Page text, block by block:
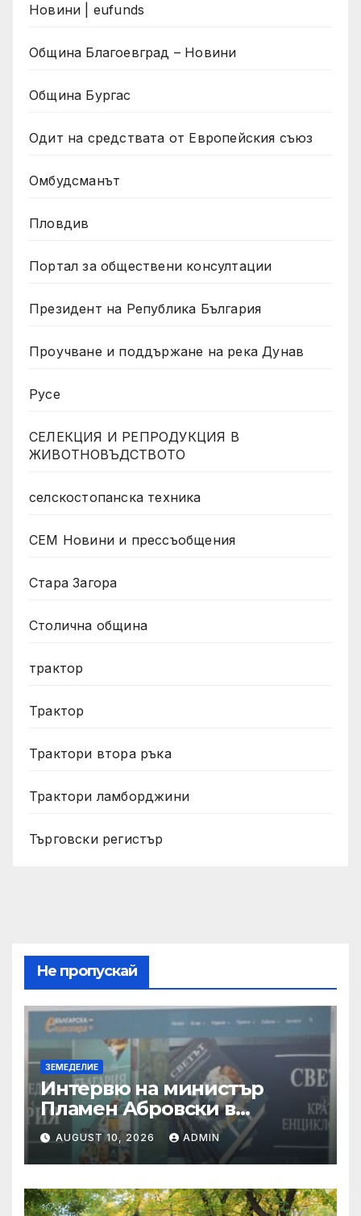
Новини | eufunds
Община Благоевград – Новини
Община Бургас
Одит на средствата от Европейския съюз
Омбудсманът
Пловдив
Портал за обществени консултации
Президент на Република България
Проучване и поддържане на река Дунав
Русе
СЕЛЕКЦИЯ И РЕПРОДУКЦИЯ В
ЖИВОТНОВЪДСТВОТО
селскостопанска техника
СЕМ Новини и прессъобщения
Стара Загора
Столична община
трактор
Трактор
Трактори втора ръка
Трактори ламборджини
Търговски регистър
Не пропускай
ЗЕМЕДЕЛИЕ
Интервю на министър
Пламен Абровски в
предаването “Денят
започва в неделя”, БНТ
AUGUST 10, 2026 ADMIN